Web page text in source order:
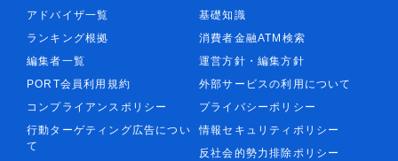
アドバイザ一覧
基礎知識
ランキング根拠
消費者金融ATM検索
編集者一覧
運営方針・編集方針
PORT会員利用規約
外部サービスの利用について
コンプライアンスポリシー
プライバシーポリシー
行動ターゲティング広告につい
て
情報セキュリティポリシー
反社会的勢力排除ポリシー